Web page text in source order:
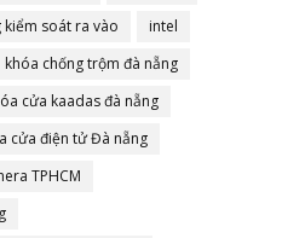
kiểm soát ra vào
intel
khóa chống trộm đà nẵng
cửa kaadas đà nẵng
cửa điện tử Đà nẵng
TPHCM